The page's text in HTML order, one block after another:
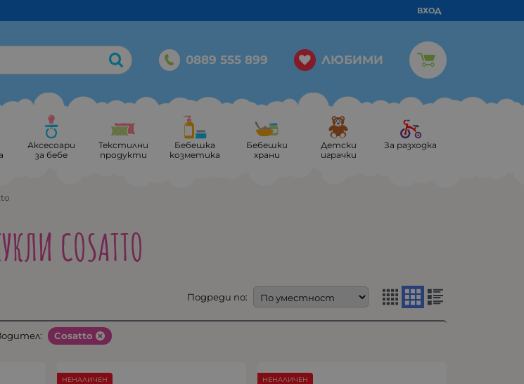
ВХОД
0889 555 899 ЛЮБИМИ
Аксесоари
за бебе
Текстилни
продукти
Бебешка
козметика
Бебешки
храни
Детски
играчки
За разходка
COSATTO
Подреди по:
Cosatto
НЕНАЛИЧЕН НЕНАЛИЧЕН